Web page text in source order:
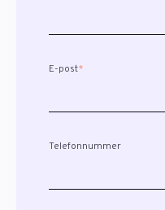
E-post*
Telefonnummer